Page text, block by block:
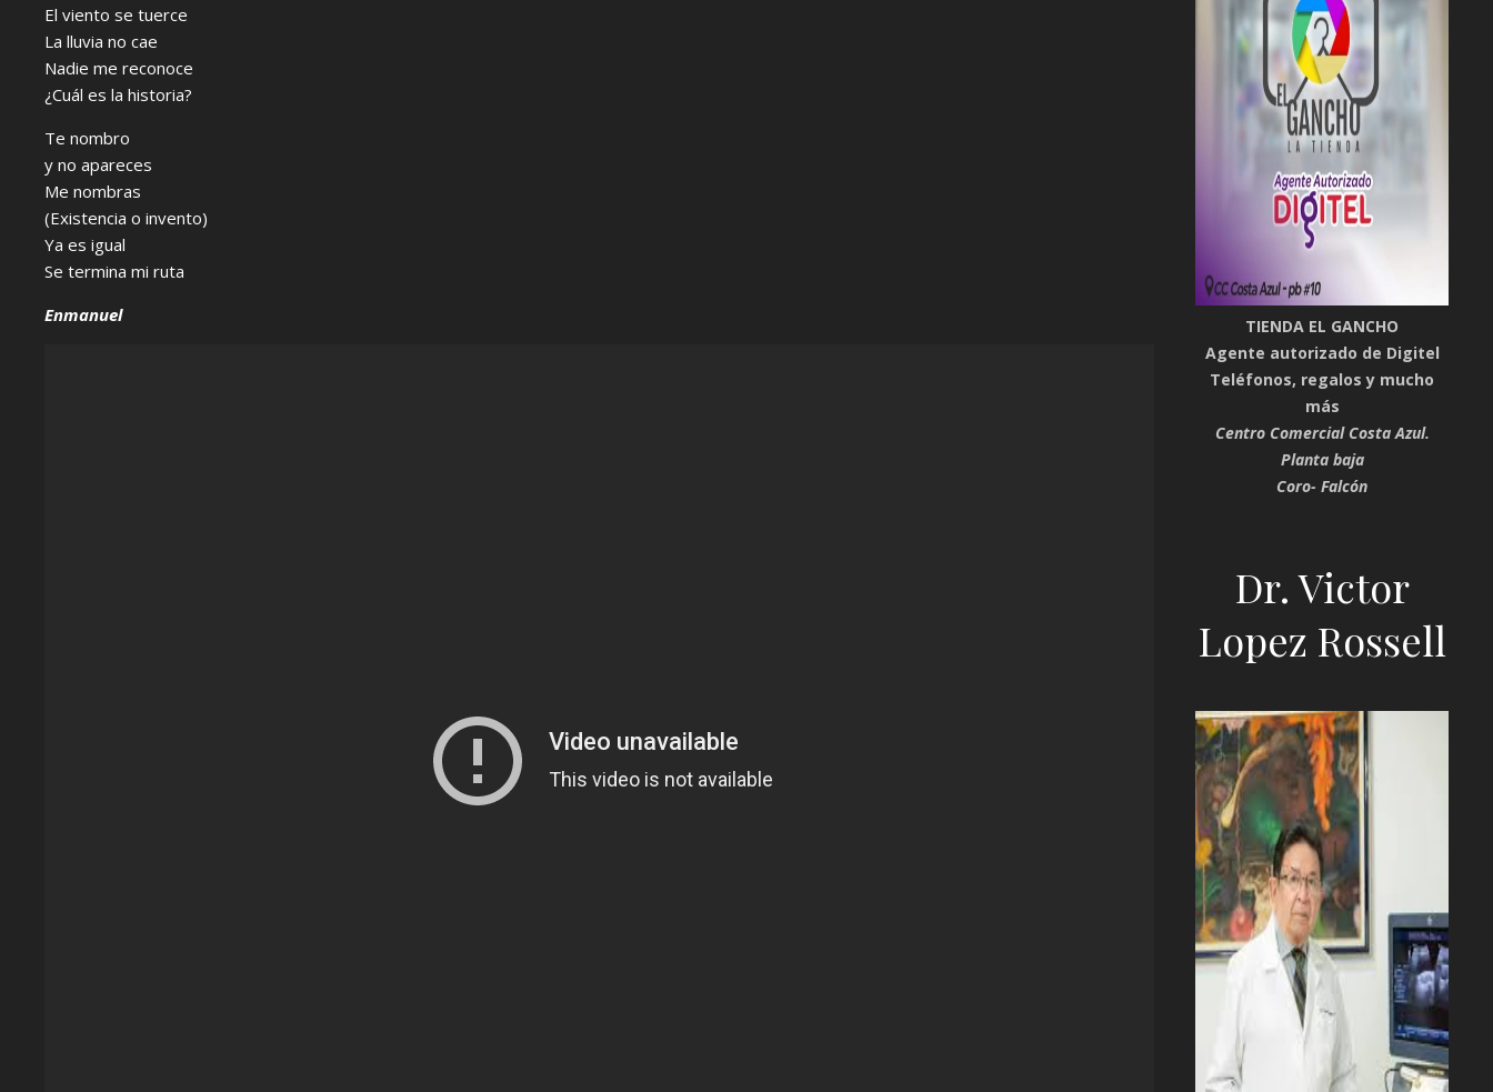
El viento se tuerce
La lluvia no cae
Nadie me reconoce
¿Cuál es la historia?
Te nombro
y no apareces
Me nombras
(Existencia o invento)
Ya es igual
Se termina mi ruta
Enmanuel
TIENDA EL GANCHO
Agente autorizado de Digitel
Teléfonos, regalos y mucho
más
Centro Comercial Costa Azul.
Planta baja
Coro- Falcón
Dr. Victor
Lopez Rossell